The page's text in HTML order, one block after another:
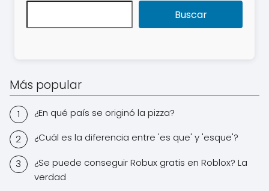
Buscar
Más popular
¿En qué país se originó la pizza?
¿Cuál es la diferencia entre 'es que' y 'esque'?
¿Se puede conseguir Robux gratis en Roblox? La
verdad